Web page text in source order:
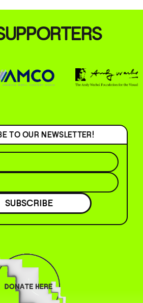
TO OUR NEWSLETTER!
SUBSCRIBE